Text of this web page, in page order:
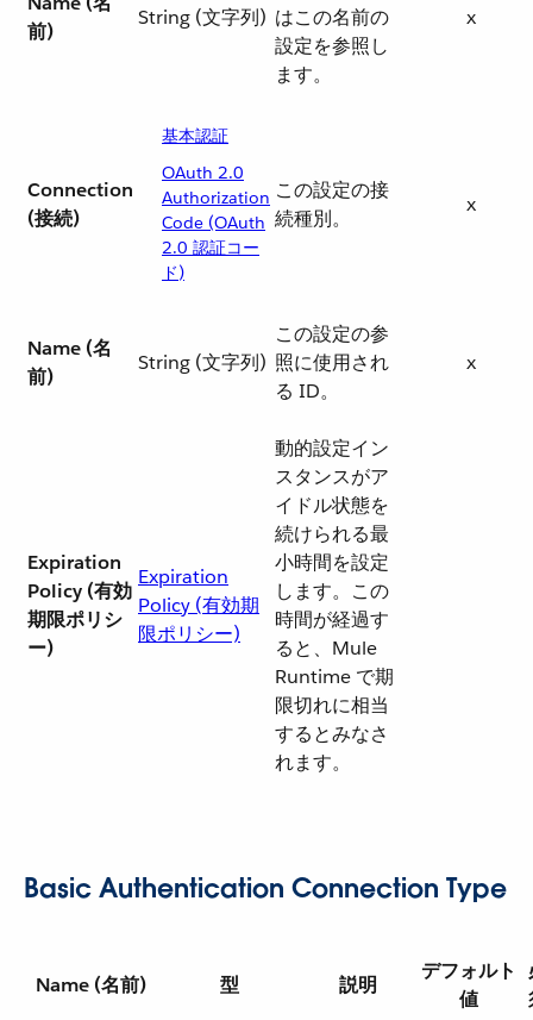
前)
String (文字列) はこの名前の
設定を参照し
ます。
x
Connection
(接続)
基本認証
OAuth 2.0
Authorization
Code (OAuth
2.0 認証コー
ド)
この設定の接
続種別。
x
Name (名
前)
String (文字列)
この設定の参
照に使用され
る ID。
x
Expiration
Policy (有効
期限ポリシ
ー)
Expiration
Policy (有効期
限ポリシー)
動的設定イン
スタンスがア
イドル状態を
続けられる最
小時間を設定
します。この
時間が経過す
ると、Mule
Runtime で期
限切れに相当
するとみなさ
れます。
Basic Authentication Connection Type
Name (名前) 型 説明
デフォルト
値